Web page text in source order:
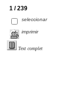
1 / 239
seleccionar
imprimir
Text complet